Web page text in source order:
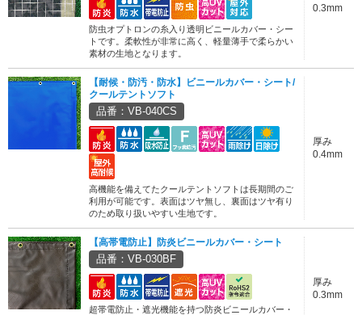
防虫オプトロンの糸入り透明ビニールカバー・シー
トです。柔軟性が非常に高く、軽量薄手で柔らかい
素材の生地となります。
0.3mm
【耐候・防汚・防水】ビニールカバー・シート/
クールテントソフト
品番：VB-040CS
高機能を備えてたクールテントソフトは長期間のご
利用が可能です。表面はツヤ無し、裏面はツヤ有り
のため取り扱いやすい生地です。
厚み
0.4mm
【高帯電防止】防炎ビニールカバー・シート
品番：VB-030BF
超帯電防止・遮光機能を持つ防炎ビニールカバー・
厚み
0.3mm